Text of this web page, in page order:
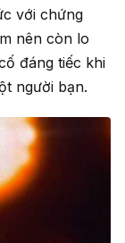
với chứng
nên còn lo
đáng tiếc khi
người bạn.